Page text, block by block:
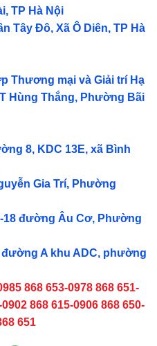
TP Hà Nội
Tây Đô, Xã Ô Diên, TP Hà
Thương mại và Giải trí Hạ
Hùng Thắng, Phường Bãi
8, KDC 13E, xã Bình
Gia Trí, Phường
18 đường Âu Cơ, Phường
A khu ADC, phường
868 653-0978 868 651-
868 615-0906 868 650-
651